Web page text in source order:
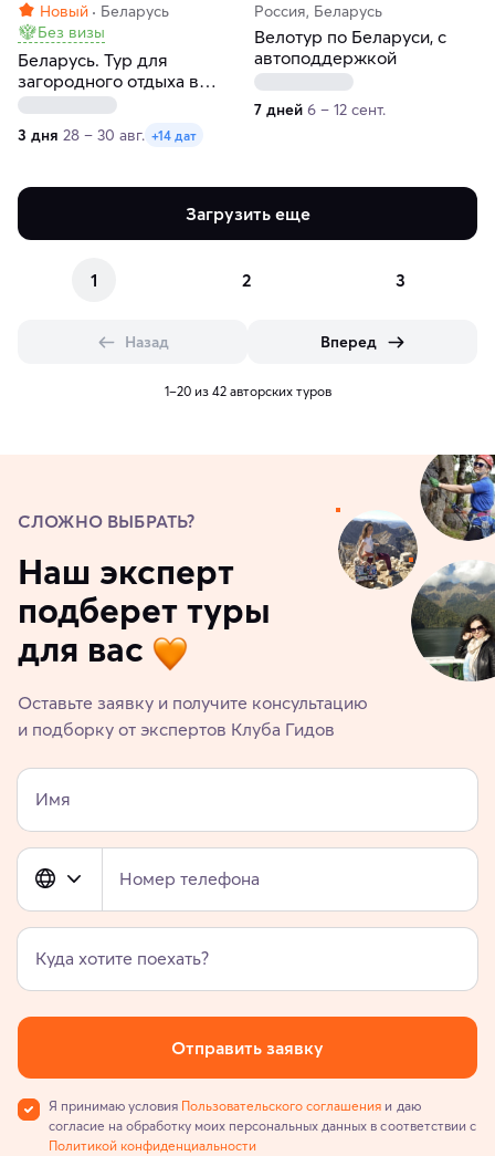
Новый
Беларусь
Без визы
Беларусь. Тур для
загородного отдыха в
загородном комплексе
3 дня 28 – 30 авг. +14 дат
Россия, Беларусь
Велотур по Беларуси, с
автоподдержкой
7 дней 6 – 12 сент.
Загрузить еще
1 2 3
Назад Вперед
1–20 из 42 авторских туров
СЛОЖНО ВЫБРАТЬ?
Наш эксперт
подберет туры
для вас
Оставьте заявку и получите консультацию
и подборку от экспертов Клуба Гидов
Имя
Номер телефона
Куда хотите поехать?
Отправить заявку
Я принимаю условия Пользовательского соглашения и даю
согласие на обработку моих персональных данных в соответствии с
Политикой конфиденциальности